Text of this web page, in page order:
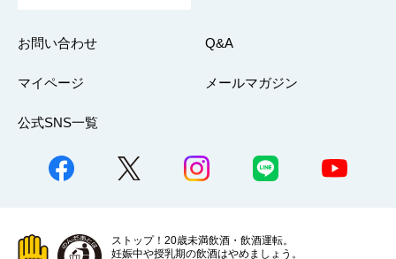
お問い合わせ Q&A
マイページ メールマガジン
公式SNS一覧
ストップ！20歳未満飲酒・飲酒運転。
妊娠中や授乳期の飲酒はやめましょう。